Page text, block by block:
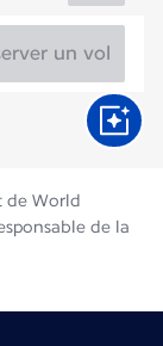
un vol
de World
de la